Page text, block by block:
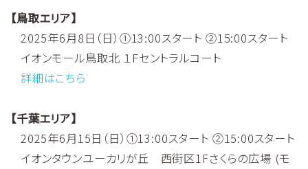
【鳥取エリア】
2025年6月8日（日）①13:00スタート ②15:00スタート
イオンモール鳥取北 １Fセントラルコート
詳細はこちら
【千葉エリア】
2025年6月15日（日）①13:00スタート ②15:00スタート
イオンタウンユーカリが丘 西街区1Fさくらの広場 (モ